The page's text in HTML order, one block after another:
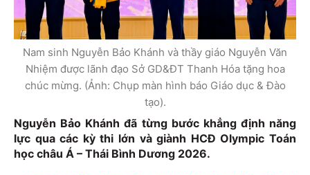
Nam sinh Nguyễn Bảo Khánh và thầy giáo Nguyễn Văn
Nhiệm được lãnh đạo Sở GD&ĐT Thanh Hóa tặng hoa
chúc mừng. (Ảnh: Chụp màn hình báo Giáo dục & Đào
tạo).
Nguyễn Bảo Khánh đã từng bước khẳng định năng
lực qua các kỳ thi lớn và giành HCĐ Olympic Toán
học châu Á – Thái Bình Dương 2026.